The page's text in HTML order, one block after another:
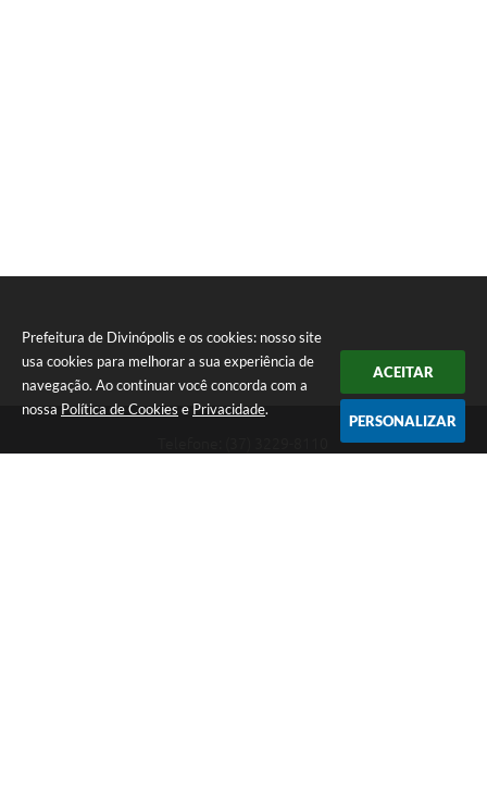
Prefeitura de Divinópolis e os cookies: nosso site
usa cookies para melhorar a sua experiência de
navegação. Ao continuar você concorda com a
nossa Política de Cookies e Privacidade.
ACEITAR
PERSONALIZAR